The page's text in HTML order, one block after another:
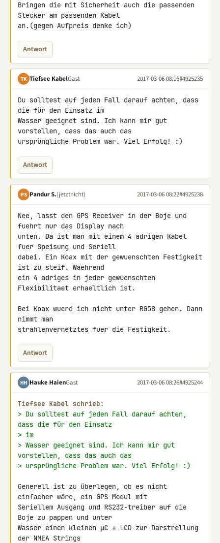
Bringen die mit Sicherheit auch die passenden
Stecker am passenden Kabel
an.(gegen Aufpreis denke ich)
Antwort
TK Tiefsee KabelGast 2017-03-06 08:16#4925235
Du solltest auf jeden Fall darauf achten, dass
die für den Einsatz im
Wasser geeignet sind. Ich kann mir gut
vorstellen, dass das auch das
ursprüngliche Problem war. Viel Erfolg! :)
Antwort
PS Pandur S.(jetztnicht) 2017-03-06 08:22#4925238
Nee, lasst den GPS Receiver in der Boje und
fuehrt nur das Display nach
unten. Da ist man mit einem 4 adrigen Kabel
fuer Speisung und Seriell
dabei. Ein Koax mit der gewuenschten Festigkeit
ist zu steif. Waehrend
ein 4 adriges in jeder gewuenschten
Flexibilitaet erhaeltlich ist.
Bei Koax wuerd ich nicht unter RG58 gehen. Dann
nimmt man
strahlenvernetztes fuer die Festigkeit.
Antwort
HH Hauke HaienGast 2017-03-06 08:26#4925244
Tiefsee Kabel schrieb:
> Du solltest auf jeden Fall darauf achten,
dass die für den Einsatz
> im
> Wasser geeignet sind. Ich kann mir gut
vorstellen, dass das auch das
> ursprüngliche Problem war. Viel Erfolg! :)
Generell ist zu überlegen, ob es nicht
einfacher wäre, ein GPS Modul mit
Seriellem Ausgang und RS232-treiber auf die
Boje zu pappen und unter
Wasser einen kleinen µC + LCD zur Darstrellung
der NMEA Strings